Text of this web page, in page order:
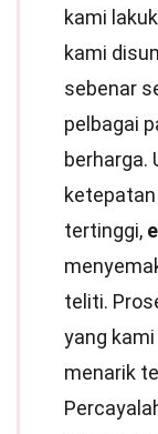
kami
kami
sebenar
pelbagai
berharga.
tertinggi,
teliti.
yang
menarik